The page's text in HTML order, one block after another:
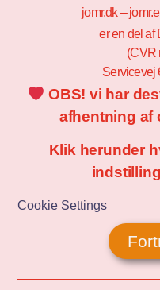
jomr.dk –
er en del af
(CVR
Servicevej
OBS! vi har
afhentning af
Klik herunder
Cookie Settings